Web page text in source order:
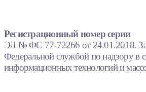
Регистрационный номер серии
ЭЛ № ФС 77-72266 от 24.01.2018.
Федеральной службой по надзору в
информационных технологий и